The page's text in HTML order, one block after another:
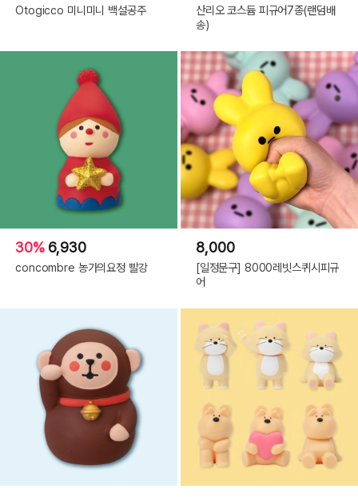
Otogicco 미니미니 백설공주
산리오 코스듐 피규어7종(랜덤배
송)
30% 6,930
concombre 농가의요정 빨강
8,000
[일정문구] 8000레빗스퀴시피규
어